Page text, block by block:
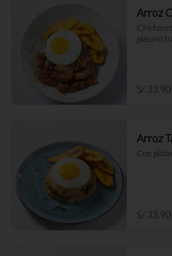
Arroz
plátano
S/ 33.90
Arroz
Con
S/ 33.90